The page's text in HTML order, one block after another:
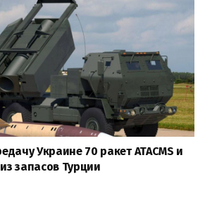
Украине 70 ракет ATACMS и
запасов Турции